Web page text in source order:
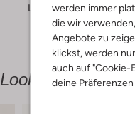
werden immer
die wir
Angebote zu
klickst, werden
auch auf "Cookie-
deine
Länge:Kurz
Look